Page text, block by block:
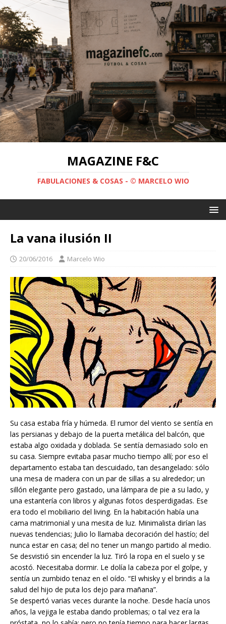
MAGAZINE F&C
FABULACIONES & COSAS - © MARCELO WIO
La vana ilusión II
20/06/2016 Marcelo Wio
Su casa estaba fría y húmeda. El rumor del viento se sentía en
las persianas y debajo de la puerta metálica del balcón, que
estaba algo oxidada y doblada. Se sentía demasiado solo en
su casa. Siempre evitaba pasar mucho tiempo allí; por eso el
departamento estaba tan descuidado, tan desangelado: sólo
una mesa de madera con un par de sillas a su alrededor; un
sillón elegante pero gastado, una lámpara de pie a su lado, y
una estantería con libros y algunas fotos desperdigadas. Ese
era todo el mobiliario del living. En la habitación había una
cama matrimonial y una mesita de luz. Minimalista dirían las
nuevas tendencias; Julio lo llamaba decoración del hastío; del
nunca estar en casa; del no tener un mango partido al medio.
Se desvistió sin encender la luz. Tiró la ropa en el suelo y se
acostó. Necesitaba dormir. Le dolía la cabeza por el golpe, y
sentía un zumbido tenaz en el oído. “El whisky y el brindis a la
salud del hijo de puta los dejo para mañana”.
Se despertó varias veces durante la noche. Desde hacía unos
años, la vejiga le estaba dando problemas; o tal vez era la